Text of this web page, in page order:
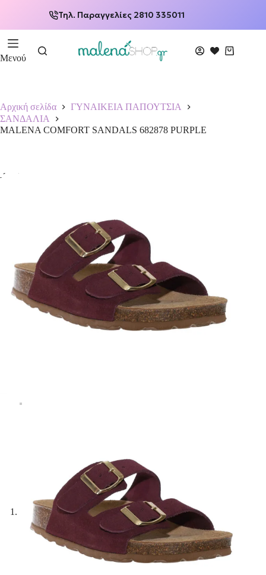
Τηλ. Παραγγελίες 2810 335011
Μενού
Αρχική σελίδα
ΓΥΝΑΙΚΕΙΑ ΠΑΠΟΥΤΣΙΑ
ΣΑΝΔΑΛΙΑ
MALENA COMFORT SANDALS 682878 PURPLE
-50%